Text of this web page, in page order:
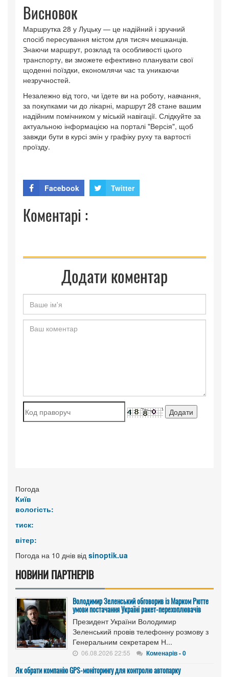
Висновок
Маршрутка 28 у Луцьку — це надійний і зручний
спосіб пересування містом для тисяч мешканців.
Знаючи маршрут, розклад та особливості цього
транспорту, ви зможете ефективно планувати свої
щоденні поїздки, економлячи час та уникаючи
незручностей.
Незалежно від того, чи їдете ви на роботу, навчання,
за покупками чи до лікарні, маршрут 28 стане вашим
надійним помічником у міській навігації. Слідкуйте за
актуальною інформацією на порталі "Версія", щоб
завжди бути в курсі змін у графіку руху та вартості
проїзду.
Facebook Twitter
Коментарі :
Додати коментар
Погода
Київ
вологість:
тиск:
вітер:
Погода на 10 днів від sinoptik.ua
НОВИНИ ПАРТНЕРІВ
Володимир Зеленський обговорив із Марком Рютте
умови постачання Україні ракет-перехоплювачів
Президент України Володимир
Зеленський провів телефонну розмову з
Генеральним секретарем Н...
06.08.2026 22:55 Коменарів - 0
Як обрати компанію GPS-моніторингу для контролю автопарку